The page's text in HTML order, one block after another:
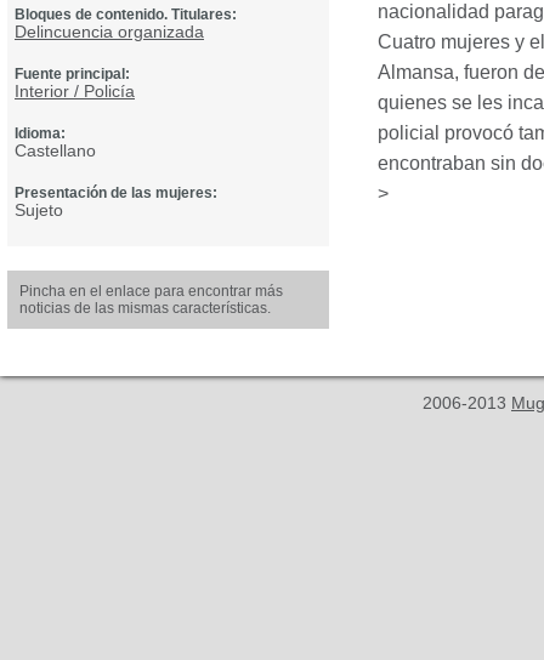
Bloques de contenido. Titulares:
Delincuencia organizada
Fuente principal:
Interior / Policía
Idioma:
Castellano
Presentación de las mujeres:
Sujeto
Pincha en el enlace para encontrar más
noticias de las mismas características.
nacionalidad
Cuatro mujeres y
Almansa, fueron
quienes se les
policial provocó
encontraban sin
>
2006-2013